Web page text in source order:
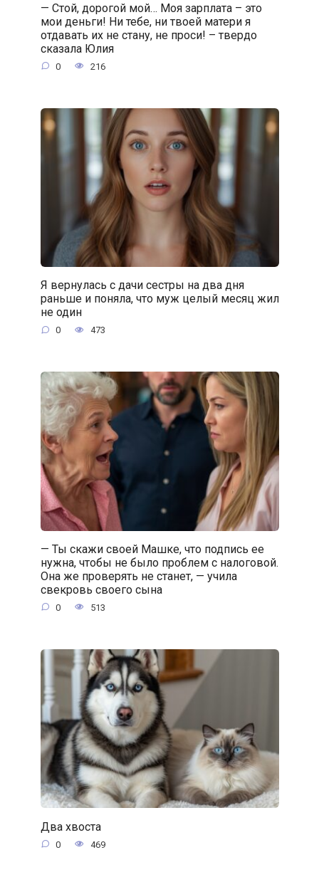
— Стой, дорогой мой… Моя зарплата – это
мои деньги! Ни тебе, ни твоей матери я
отдавать их не стану, не проси! – твердо
сказала Юлия
0 216
Я вернулась с дачи сестры на два дня
раньше и поняла, что муж целый месяц жил
не один
0 473
— Ты скажи своей Машке, что подпись ее
нужна, чтобы не было проблем с налоговой.
Она же проверять не станет, — учила
свекровь своего сына
0 513
Два хвоста
0 469